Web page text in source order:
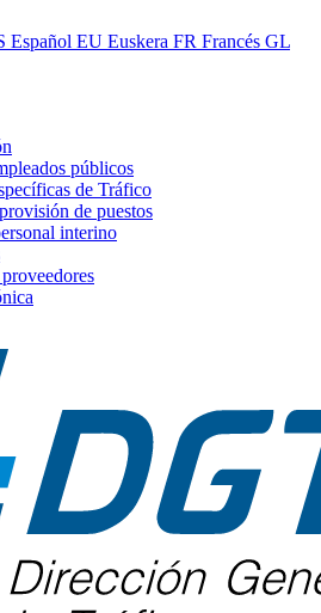
Español EU Euskera FR Francés GL
públicos
de Tráfico
de puestos
interino